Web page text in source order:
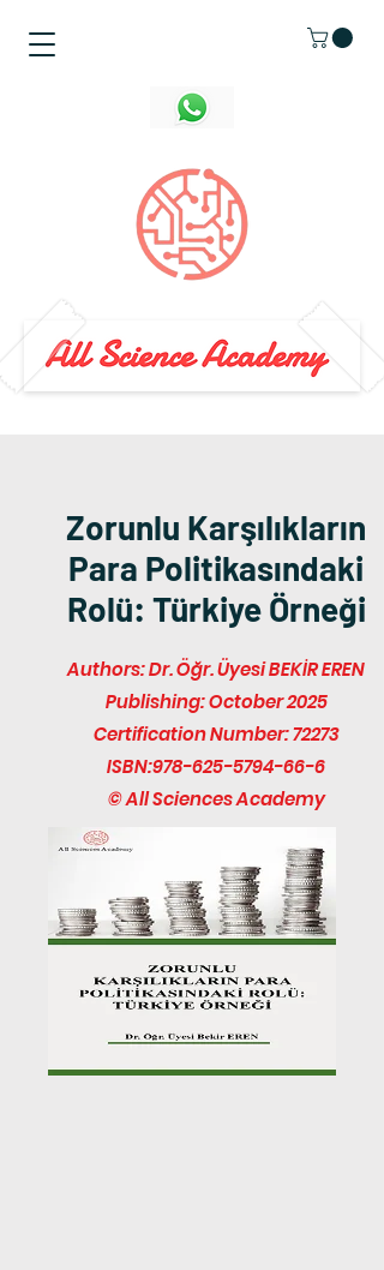
Zorunlu Karşılıkların
Para Politikasındaki
Rolü: Türkiye Örneği
Authors: Dr. Öğr. Üyesi BEKİR EREN
Publishing: October 2025
Certification Number: 72273
ISBN:978-625-5794-66-6
© All Sciences Academy